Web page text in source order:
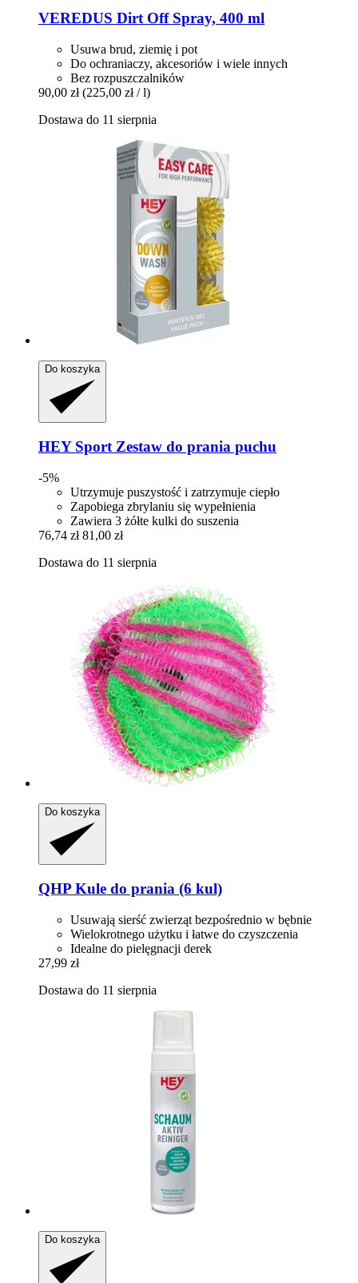
VEREDUS Dirt Off Spray, 400 ml
Usuwa brud, ziemię i pot
Do ochraniaczy, akcesoriów i wiele innych
Bez rozpuszczalników
90,00 zł (225,00 zł / l)
Dostawa do 11 sierpnia
Do koszyka
HEY Sport Zestaw do prania puchu
-5%
Utrzymuje puszystość i zatrzymuje ciepło
Zapobiega zbrylaniu się wypełnienia
Zawiera 3 żółte kulki do suszenia
76,74 zł 81,00 zł
Dostawa do 11 sierpnia
Do koszyka
QHP Kule do prania (6 kul)
Usuwają sierść zwierząt bezpośrednio w bębnie
Wielokrotnego użytku i łatwe do czyszczenia
Idealne do pielęgnacji derek
27,99 zł
Dostawa do 11 sierpnia
Do koszyka